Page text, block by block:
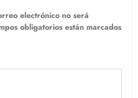
electrónico no será
obligatorios están marcados